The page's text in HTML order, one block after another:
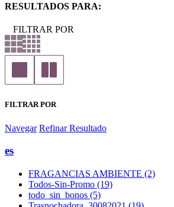
RESULTADOS PARA:
FILTRAR POR
FILTRAR POR
Navegar Refinar Resultado
es
FRAGANCIAS AMBIENTE (2)
Todos-Sin-Promo (19)
todo_sin_bonos (5)